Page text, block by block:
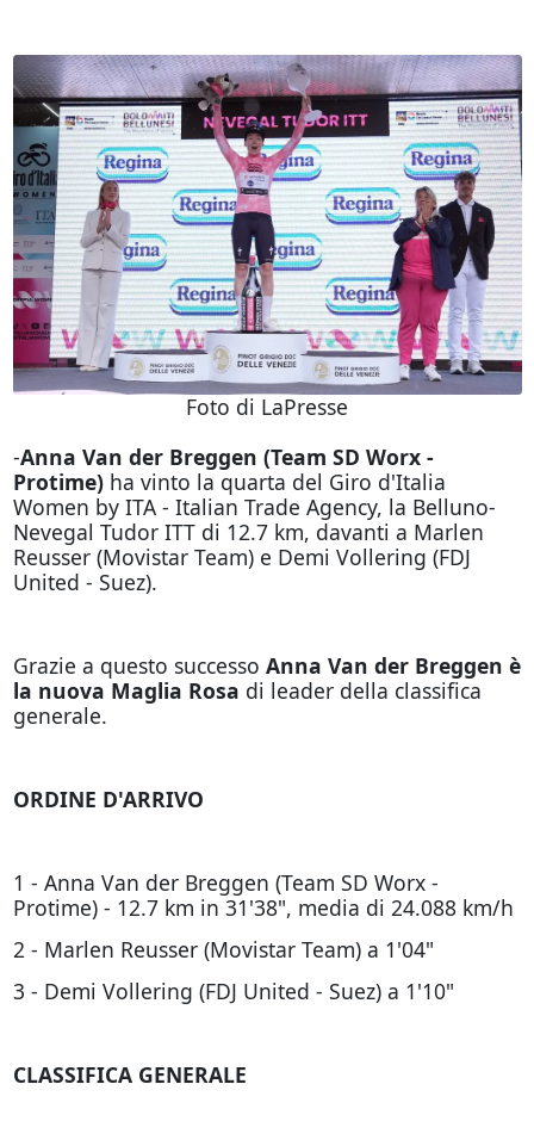
Foto di LaPresse
-Anna Van der Breggen (Team SD Worx -
Protime)ha vinto la quarta del Giro d'Italia
Women by ITA - Italian Trade Agency, la Belluno-
Nevegal Tudor ITT di 12.7 km, davanti a Marlen
Reusser (Movistar Team) e Demi Vollering (FDJ
United - Suez).
Grazie a questo successo Anna Van der Breggen è
la nuova Maglia Rosa di leader della classifica
generale.
ORDINE D'ARRIVO
1 - Anna Van der Breggen (Team SD Worx -
Protime) - 12.7 km in 31'38", media di 24.088 km/h
2 - Marlen Reusser (Movistar Team) a 1'04"
3 - Demi Vollering (FDJ United - Suez) a 1'10"
CLASSIFICA GENERALE